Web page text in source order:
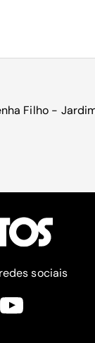
Filho -
sociais